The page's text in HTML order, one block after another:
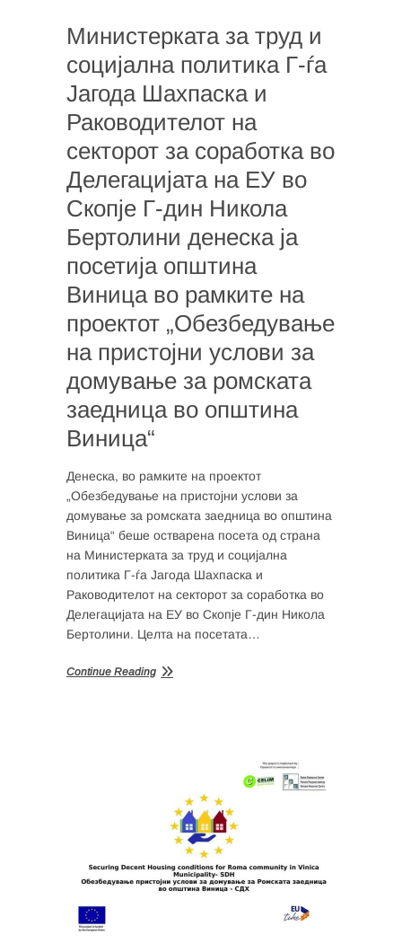
Министерката за труд и
социјална политика Г-ѓа
Јагода Шахпаска и
Раководителот на
секторот за соработка во
Делегацијата на ЕУ во
Скопје Г-дин Никола
Бертолини денеска ја
посетија општина
Виница во рамките на
проектот „Обезбедување
на пристојни услови за
домување за ромската
заедница во општина
Виница“
Денеска, во рамките на проектот
„Обезбедување на пристојни услови за
домување за ромската заедница во општина
Виница“ беше остварена посета од страна
на Министерката за труд и социјална
политика Г-ѓа Јагода Шахпаска и
Раководителот на секторот за соработка во
Делегацијата на ЕУ во Скопје Г-дин Никола
Бертолини. Целта на посетата…
Continue Reading